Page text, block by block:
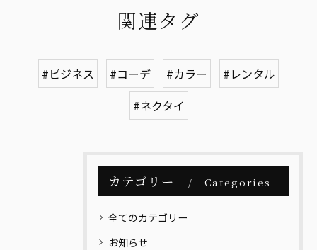
関連タグ
#ビジネス #コーデ #カラー
#レンタル
#ネクタイ
カテゴリー Categories
全てのカテゴリー
お知らせ